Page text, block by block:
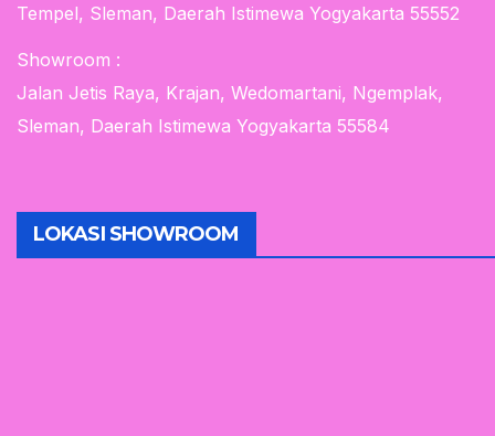
Tempel, Sleman, Daerah Istimewa Yogyakarta 55552
Showroom :
Jalan Jetis Raya, Krajan, Wedomartani, Ngemplak,
Sleman, Daerah Istimewa Yogyakarta 55584
LOKASI SHOWROOM